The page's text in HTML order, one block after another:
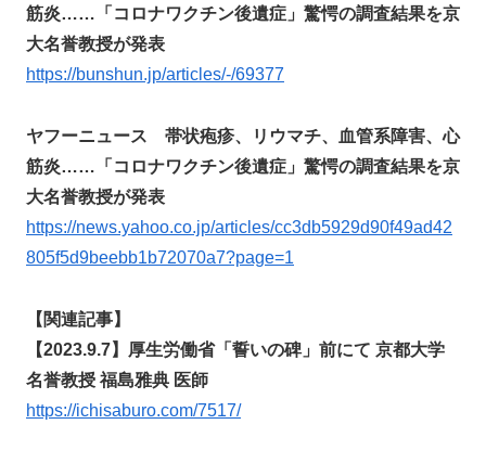
筋炎……「コロナワクチン後遺症」驚愕の調査結果を京
大名誉教授が発表
https://bunshun.jp/articles/-/69377
ヤフーニュース 帯状疱疹、リウマチ、血管系障害、心
筋炎……「コロナワクチン後遺症」驚愕の調査結果を京
大名誉教授が発表
https://news.yahoo.co.jp/articles/cc3db5929d90f49ad42
805f5d9beebb1b72070a7?page=1
【関連記事】
【2023.9.7】厚生労働省「誓いの碑」前にて 京都大学
名誉教授 福島雅典 医師
https://ichisaburo.com/7517/